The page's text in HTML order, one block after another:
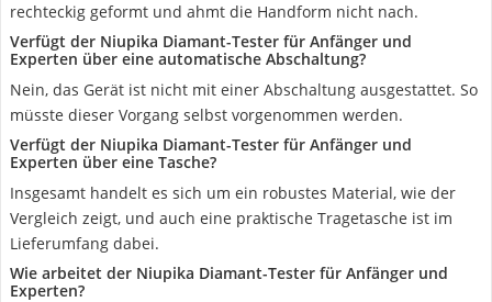
rechteckig geformt und ahmt die Handform nicht nach.
Verfügt der Niupika Diamant-Tester für Anfänger und
Experten über eine automatische Abschaltung?
Nein, das Gerät ist nicht mit einer Abschaltung ausgestattet. So
müsste dieser Vorgang selbst vorgenommen werden.
Verfügt der Niupika Diamant-Tester für Anfänger und
Experten über eine Tasche?
Insgesamt handelt es sich um ein robustes Material, wie der
Vergleich zeigt, und auch eine praktische Tragetasche ist im
Lieferumfang dabei.
Wie arbeitet der Niupika Diamant-Tester für Anfänger und
Experten?